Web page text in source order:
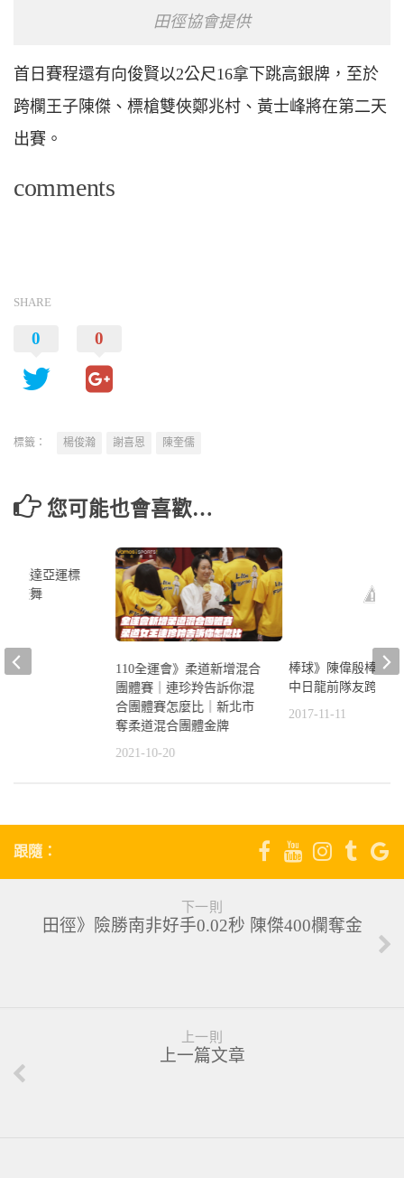
田徑協會提供
首日賽程還有向俊賢以2公尺16拿下跳高銀牌，至於
跨欄王子陳傑、標槍雙俠鄭兆村、黃士峰將在第二天
出賽。
comments
SHARE
0 0
標籤： 楊俊瀚 謝喜恩 陳奎儒
您可能也會喜歡…
110全運會》柔道新增混合
團體賽｜連珍羚告訴你混
合團體賽怎麼比｜新北市
奪柔道混合團體金牌
2021-10-20
棒球》陳偉殷棒球
中日龍前隊友跨海
2017-11-11
八米達亞運標
將鼓舞
下一則
上一則